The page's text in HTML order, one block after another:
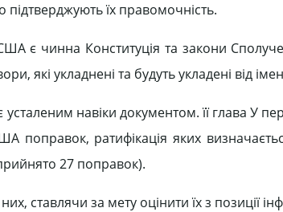
підтверджують їх правомочність.
є чинна Конституція та закони
які укладнені та будуть укладені від
навіки документом. її глава У
поправок, ратифікація яких
27 поправок).
ставлячи за мету оцінити їх з позиції